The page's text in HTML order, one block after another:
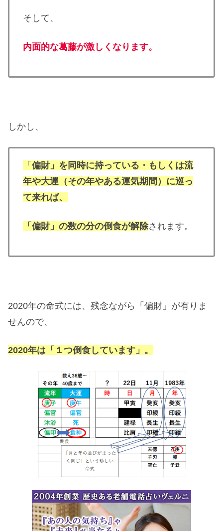
そして、
内面的な葛藤が激しくなります。
しかし、
「 偏財」を同時に持っている・もしくは流
年や大運（その年やある運気期間）に巡っ
て来れば、
「偏財」の数の分の倒食が解除されます。
2020年の命式には、残念ながら「偏財」が有りま
せんので、
2020年は「１つ倒食しています」。